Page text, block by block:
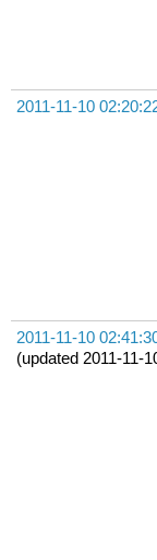
2011-11-10
2011-11-10
(updated 2011-11-